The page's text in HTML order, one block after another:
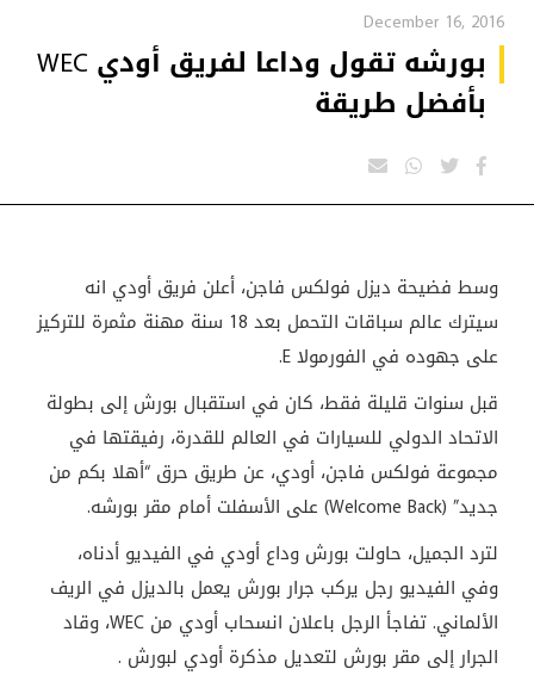
December 16, 2016
بورشه تقول وداعا لفريق أودي WEC
بأفضل طريقة
وسط فضيحة ديزل فولكس فاجن، أعلن فريق أودي انه
سيترك عالم سباقات التحمل بعد 18 سنة مهنة مثمرة للتركيز
على جهوده في الفورمولا E.
قبل سنوات قليلة فقط، كان في استقبال بورش إلى بطولة
الاتحاد الدولي للسيارات في العالم للقدرة، رفيقتها في
مجموعة فولكس فاجن، أودي، عن طريق حرق “أهلا بكم من
جديد” (Welcome Back) على الأسفلت أمام مقر بورشه.
لترد الجميل، حاولت بورش وداع أودي في الفيديو أدناه،
وفي الفيديو رجل يركب جرار بورش يعمل بالديزل في الريف
الألماني. تفاجأ الرجل باعلان انسحاب أودي من WEC، وقاد
الجرار إلى مقر بورش لتعديل مذكرة أودي لبورش .